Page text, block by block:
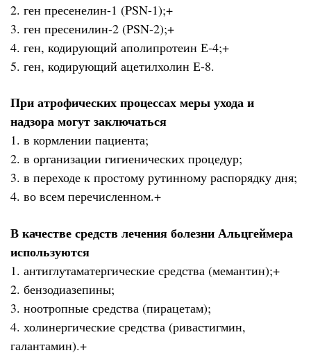
2. ген пресенелин-1 (PSN-1);+
3. ген пресенилин-2 (PSN-2);+
4. ген, кодирующий аполипротеин Е-4;+
5. ген, кодирующий ацетилхолин Е-8.
При атрофических процессах меры ухода и
надзора могут заключаться
1. в кормлении пациента;
2. в организации гигиенических процедур;
3. в переходе к простому рутинному распорядку дня;
4. во всем перечисленном.+
В качестве средств лечения болезни Альцгеймера
используются
1. антиглутаматергические средства (мемантин);+
2. бензодиазепины;
3. ноотропные средства (пирацетам);
4. холинергические средства (ривастигмин,
галантамин).+